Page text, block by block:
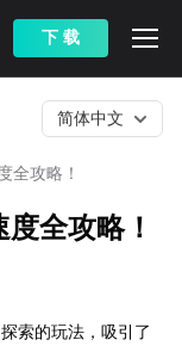
下 载
全攻略！
简体中文
全攻略！
索的玩法，吸引了